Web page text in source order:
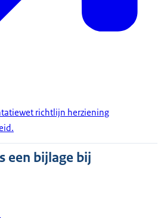
richtlijn herziening
een bijlage bij